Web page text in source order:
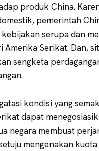
produk China.
pemerintah
serupa dan
Amerika Serikat. Dan,
sengketa
kondisi yang
dapat
negara membuat
mengenakan